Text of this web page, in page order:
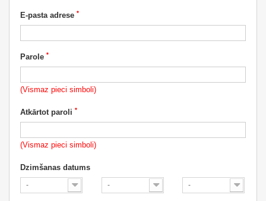
E-pasta adrese *
Parole *
(Vismaz pieci simboli)
Atkārtot paroli *
(Vismaz pieci simboli)
Dzimšanas datums
- - -